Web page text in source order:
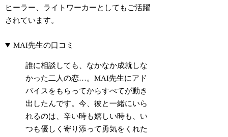
ヒーラー、ライトワーカーとしてもご活躍
されています。
MAI先生の口コミ
誰に相談しても、なかなか成就しな
かった二人の恋…。MAI先生にアド
バイスをもらってからすべてが動き
出したんです。今、彼と一緒にいら
れるのは、辛い時も嬉しい時も、い
つも優しく寄り添って勇気をくれた